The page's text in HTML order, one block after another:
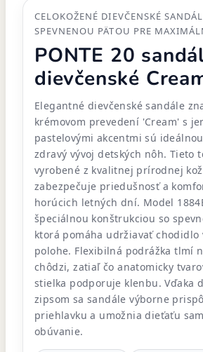
CELOKOŽENÉ DIEVČENSKÉ
SPEVNENOU PÄTOU PRE
PONTE 20
dievčenské
Elegantné dievčenské sandále
krémovom prevedení 'Cream' s
pastelovými akcentmi sú
zdravý vývoj detských nôh. Tieto
vyrobené z kvalitnej prírodnej
zabezpečuje priedušnosť a
horúcich letných dní. Model
špeciálnou konštrukciou so
ktorá pomáha udržiavať chodidlo
polohe. Flexibilná podrážka tlmí
chôdzi, zatiaľ čo anatomicky
stielka podporuje klenbu. Vďaka
zipsom sa sandále výborne
priehlavku a umožnia dieťaťu
obúvanie.